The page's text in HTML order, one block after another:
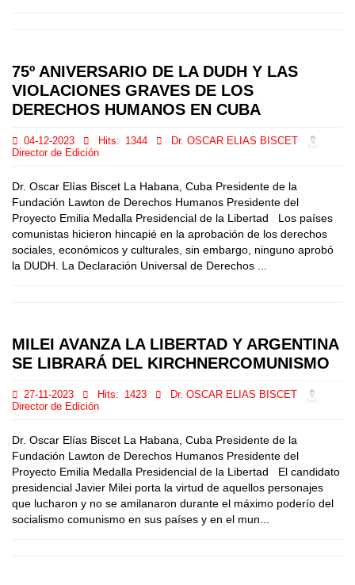
75º ANIVERSARIO DE LA DUDH Y LAS
VIOLACIONES GRAVES DE LOS
DERECHOS HUMANOS EN CUBA
04-12-2023 Hits: 1344
Dr. OSCAR ELIAS BISCET
Director de Edición
Dr. Oscar Elías Biscet La Habana, Cuba Presidente de la
Fundación Lawton de Derechos Humanos Presidente del
Proyecto Emilia Medalla Presidencial de la Libertad Los países
comunistas hicieron hincapié en la aprobación de los derechos
sociales, económicos y culturales, sin embargo, ninguno aprobó
la DUDH. La Declaración Universal de Derechos ...
MILEI AVANZA LA LIBERTAD Y ARGENTINA
SE LIBRARÁ DEL KIRCHNERCOMUNISMO
27-11-2023 Hits: 1423
Dr. OSCAR ELIAS BISCET
Director de Edición
Dr. Oscar Elías Biscet La Habana, Cuba Presidente de la
Fundación Lawton de Derechos Humanos Presidente del
Proyecto Emilia Medalla Presidencial de la Libertad El candidato
presidencial Javier Milei porta la virtud de aquellos personajes
que lucharon y no se amilanaron durante el máximo poderío del
socialismo comunismo en sus países y en el mun...